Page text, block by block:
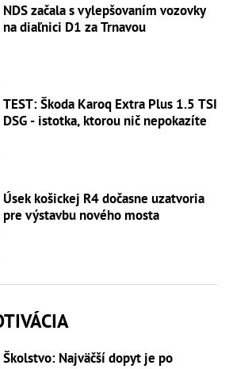
NDS začala s vylepšovaním vozovky
na diaľnici D1 za Trnavou
TEST: Škoda Karoq Extra Plus 1.5 TSI
DSG - istotka, ktorou nič nepokazíte
Úsek košickej R4 dočasne uzatvoria
pre výstavbu nového mosta
Školstvo: Najväčší dopyt je po